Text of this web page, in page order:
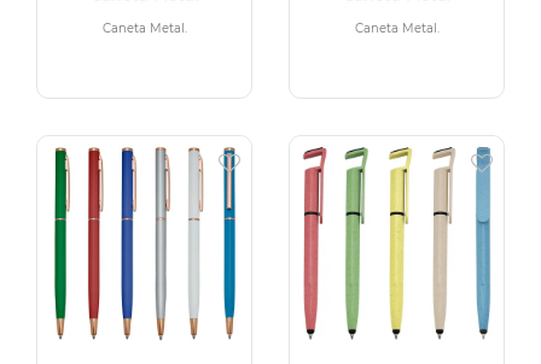
Caneta Metal. Caneta Metal.